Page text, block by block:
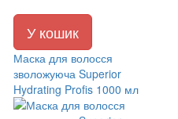
У кошик
Маска для волосся
зволожуюча Superior
Hydrating Profis 1000 мл